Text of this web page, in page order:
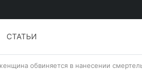
СТАТЬИ
обвиняется в нанесении